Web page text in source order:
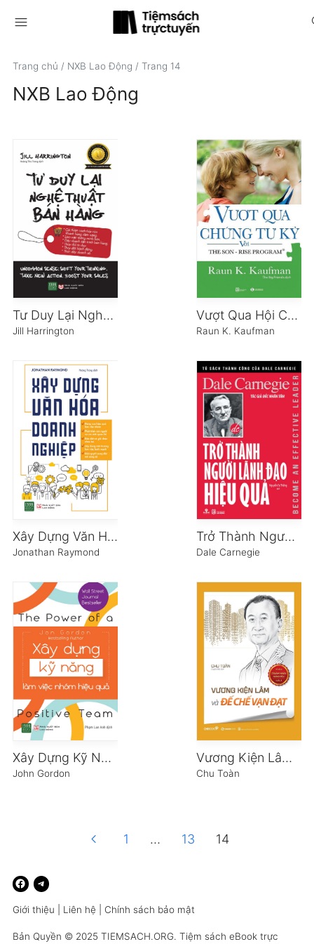
menu
Trang chủ / NXB Lao Động / Trang 14
NXB Lao Động
Tư Duy Lại Nghệ Thuật Bán Hàng
Jill Harrington
Vượt Qua Hội Chứng Tự Kỷ
Raun K. Kaufman
Xây Dựng Văn Hóa Doanh Nghiệp
Jonathan Raymond
Trở Thành Người Lãnh Đạo Hiệu Quả
Dale Carnegie
Xây Dựng Kỹ Năng Làm Việc Nhóm Hiệu Quả
John Gordon
Vương Kiện Lâm và đế chế Vạn Đạt
Chu Toàn
chevron_left 1 … 13 14
Giới thiệu Liên hệ Chính sách bảo mật
Bản Quyền © 2025 TIEMSACH.ORG. Tiệm sách eBook trực